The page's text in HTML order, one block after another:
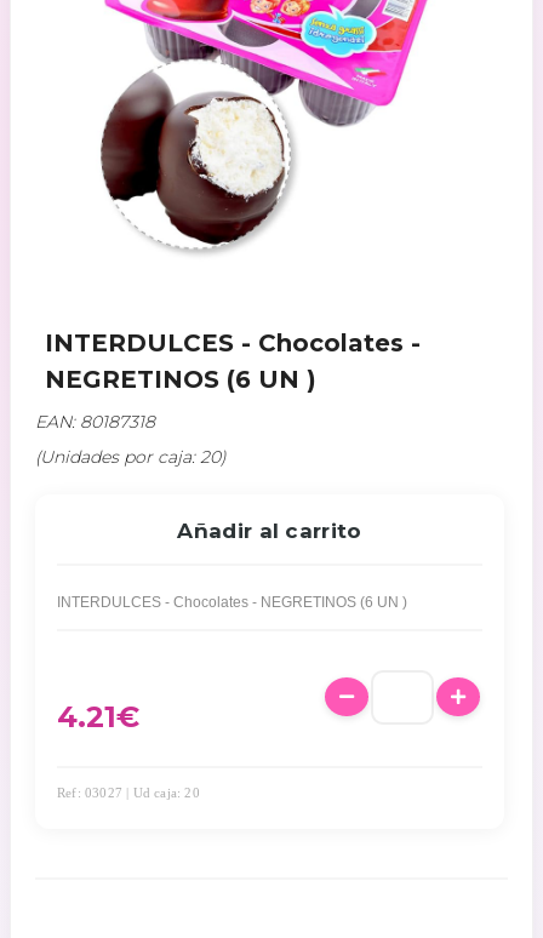
INTERDULCES - Chocolates -
NEGRETINOS (6 UN )
EAN: 80187318
(Unidades por caja: 20)
Añadir al carrito
INTERDULCES - Chocolates - NEGRETINOS (6 UN )
4.21€
Ref: 03027 | Ud caja: 20